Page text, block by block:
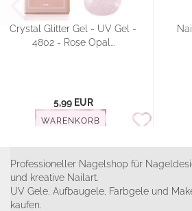
Crystal Glitter Gel - UV Gel -
4802 - Rose Opal...
5,99 EUR
WARENKORB
Professioneller Nagelshop für
und kreative Nailart.
UV Gele, Aufbaugele, Farbgele und
kaufen.